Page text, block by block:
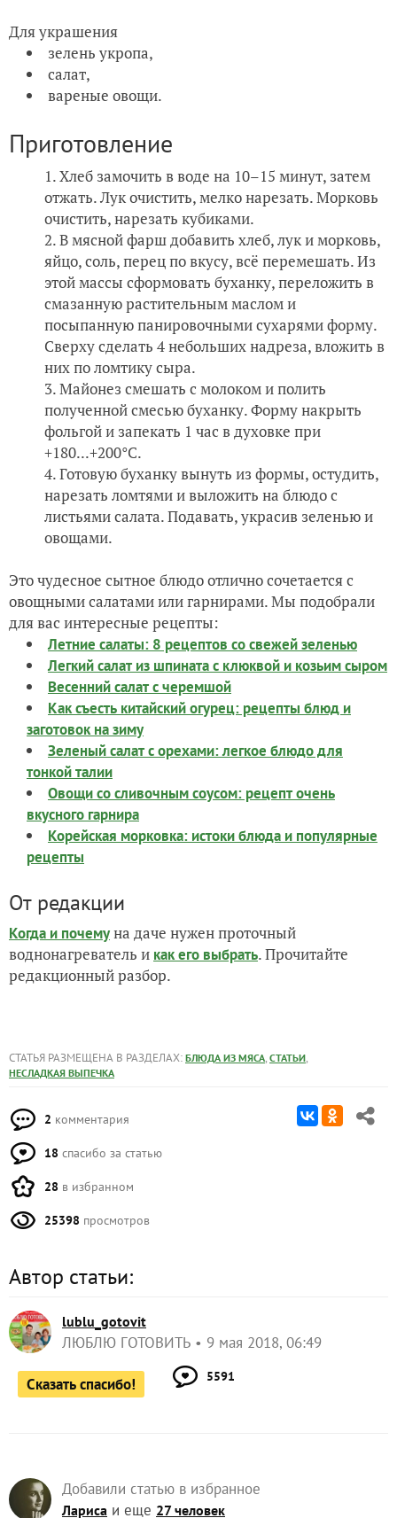
Для украшения
зелень укропа,
салат,
вареные овощи.
Приготовление
Хлеб замочить в воде на 10–15 минут, затем
отжать. Лук очистить, мелко нарезать. Морковь
очистить, нарезать кубиками.
В мясной фарш добавить хлеб, лук и морковь,
яйцо, соль, перец по вкусу, всё перемешать. Из
этой массы сформовать буханку, переложить в
смазанную растительным маслом и
посыпанную панировочными сухарями форму.
Сверху сделать 4 небольших надреза, вложить в
них по ломтику сыра.
Майонез смешать с молоком и полить
полученной смесью буханку. Форму накрыть
фольгой и запекать 1 час в духовке при
+180...+200°С.
Готовую буханку вынуть из формы, остудить,
нарезать ломтями и выложить на блюдо с
листьями салата. Подавать, украсив зеленью и
овощами.
Это чудесное сытное блюдо отлично сочетается с
овощными салатами или гарнирами. Мы подобрали
для вас интересные рецепты:
Летние салаты: 8 рецептов со свежей зеленью
Легкий салат из шпината с клюквой и козьим сыром
Весенний салат с черемшой
Как съесть китайский огурец: рецепты блюд и
заготовок на зиму
Зеленый салат с орехами: легкое блюдо для
тонкой талии
Овощи со сливочным соусом: рецепт очень
вкусного гарнира
Корейская морковка: истоки блюда и популярные
рецепты
От редакции
Когда и почемуна даче нужен проточный
воднонагреватель и как его выбрать. Прочитайте
редакционный разбор.
СТАТЬЯ РАЗМЕЩЕНА В РАЗДЕЛАХ: БЛЮДА ИЗ МЯСА, СТАТЬИ,
НЕСЛАДКАЯ ВЫПЕЧКА
2 комментария
18 спасибо за статью
28 в избранном
25398 просмотров
Автор статьи:
lublu_gotovit
ЛЮБЛЮ ГОТОВИТЬ 9 мая 2018, 06:49
Сказать спасибо! 5591
Добавили статью в избранное
Лариса и еще 27 человек